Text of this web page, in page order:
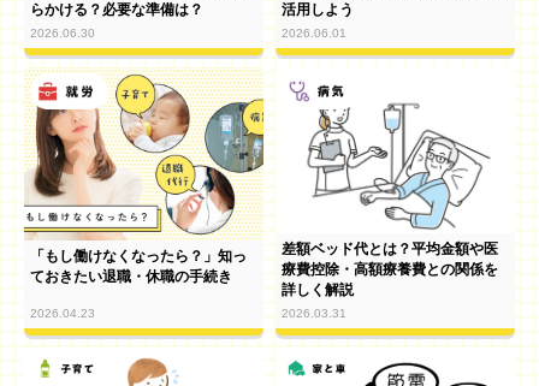
らかける？必要な準備は？
2026.06.30
活用しよう
2026.06.01
「もし働けなくなったら？」知っ
ておきたい退職・休職の手続き
2026.04.23
差額ベッド代とは？平均金額や医
療費控除・高額療養費との関係を
詳しく解説
2026.03.31